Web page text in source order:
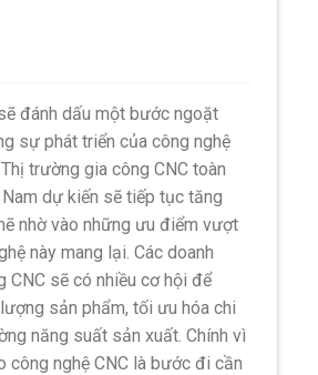
đánh dấu một bước ngoặt
sự phát triển của công nghệ
trường gia công CNC toàn
dự kiến sẽ tiếp tục tăng
nhờ vào những ưu điểm vượt
này mang lại. Các doanh
CNC sẽ có nhiều cơ hội để
sản phẩm, tối ưu hóa chi
năng suất sản xuất. Chính vì
công nghệ CNC là bước đi cần